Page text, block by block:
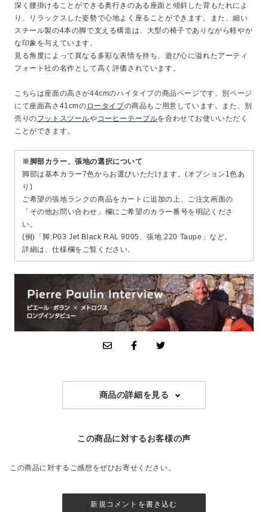
深く腰掛けることができる奥行きのある座面と傾斜した背もたれによ
り、リラックスした姿勢で心地よく座ることができます。また、細い
スチール製の4本の脚で支える構造は、大型の椅子でありながら軽やか
な印象を与えています。
見る角度によって異なる多彩な表情を持ち、遊び心に溢れたアーティ
フォート社の名作として高く評価されています。
こちらは座面の高さが44cmのハイタイプの商品ページです。別ページ
にて座面高さ41cmの ロータイプの商品もご用意しています。また、別
売りのフットスツールや コーヒーテーブルを合わせてお使いいただく
ことができます。
※脚部カラー、張地の選択について
脚部は基本カラー7色からお選びいただけます。(オプション1色あ
り)
ご希望の張地ランクの商品をカートに追加の上、ご注文画面の
「その他お問い合わせ」欄にご希望のカラー番号を明記くださ
い。
(例)「脚:P03 Jet Black RAL 9005、張地:220 Taupe」など。
詳細は、仕様欄をご覧ください。
商品の詳細を見る
この商品に対するお客様の声
この商品に対するご感想をぜひお寄せください。
新規コメントを書き込む